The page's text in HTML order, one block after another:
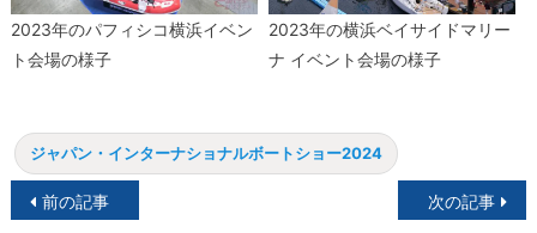
2023年のパフィシコ横浜イベン
ト会場の様子
2023年の横浜ベイサイドマリー
ナ イベント会場の様子
ジャパン・インターナショナルボートショー2024
投前の記事 次の記事